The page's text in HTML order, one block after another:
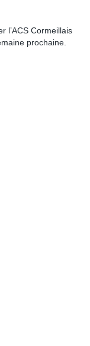
l’ACS Cormeillais
prochaine.